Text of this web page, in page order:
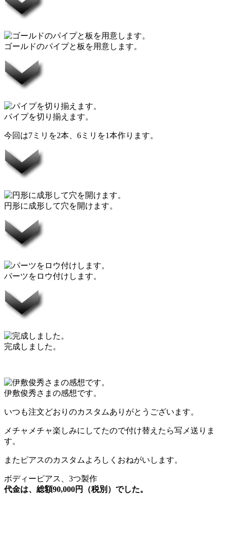
ゴールドのパイプと板を用意します。
パイプを切り揃えます。
今回は7ミリを2本、6ミリを1本作ります。
円形に成形して穴を開けます。
パーツをロウ付けします。
完成しました。
伊敷俊秀さまの感想です。
いつも注文どおりのカスタムありがとうございます。
メチャメチャ楽しみにしてたので付け替えたら写メ送りま
す。
またピアスのカスタムよろしくおねがいします。
ボディーピアス、3つ製作
代金は、総額90,000円（税別）でした。